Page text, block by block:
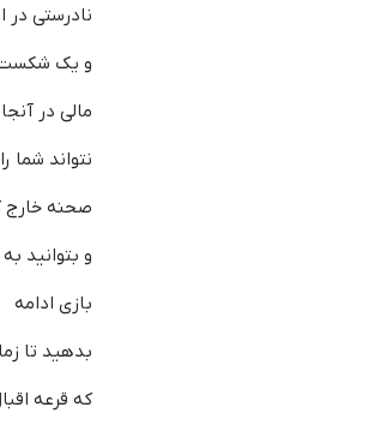
نادرستی در
و یک
مالی در آنجا
نتواند شما را
صحنه خارج
و بتوانید به
بازی ادامه
بدهید تا
که قرعه